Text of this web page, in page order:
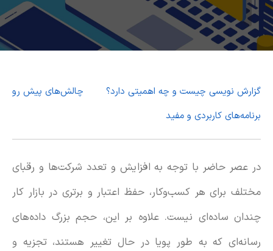
گزارش نویسی چیست و چه اهمیتی دارد؟
چالش‌های پیش‌ رو
برنامه‌های کاربردی و مفید
در عصر حاضر با توجه به افزایش و تعدد شرکت‌ها و رقبای
مختلف برای هر کسب‌وکار، حفظ اعتبار و برتری در بازار کار
چندان ساده‌ای نیست. علاوه بر این، حجم بزرگ داده‌های
رسانه‌ای که به طور پویا در حال تغییر هستند، تجزیه و